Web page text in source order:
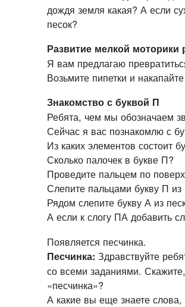
дождя земля какая? А если
песок?
Развитие мелкой моторики
Я вам предлагаю
Возьмите пипетки и
Знакомство с буквой П
Ребята, чем мы обозначаем
Сейчас я вас познакомлю с
Из каких элементов состоит
Сколько палочек в букве П?
Проведите пальцем по
Слепите пальцами букву П из
Рядом слепите букву А из
А если к слогу ПА добавить
Появляется песчинка.
Песчинка: Здравствуйте
со всеми заданиями.
«песчинка»?
А какие вы еще знаете слова,